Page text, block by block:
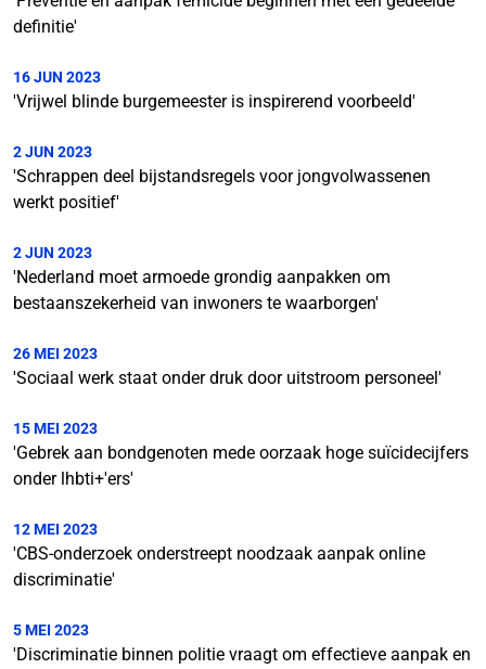
definitie'
16 JUN 2023
'Vrijwel blinde burgemeester is inspirerend voorbeeld'
2 JUN 2023
'Schrappen deel bijstandsregels voor jongvolwassenen
werkt positief'
2 JUN 2023
'Nederland moet armoede grondig aanpakken om
bestaanszekerheid van inwoners te waarborgen'
26 MEI 2023
'Sociaal werk staat onder druk door uitstroom personeel'
15 MEI 2023
'Gebrek aan bondgenoten mede oorzaak hoge suïcidecijfers
onder lhbti+'ers'
12 MEI 2023
'CBS-onderzoek onderstreept noodzaak aanpak online
discriminatie'
5 MEI 2023
'Discriminatie binnen politie vraagt om effectieve aanpak en